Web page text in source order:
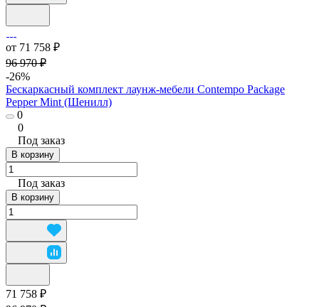
от 71 758 ₽
96 970 ₽
-26%
Бескаркасный комплект лаунж-мебели Contempo Package
Pepper Mint (Шенилл)
0
0
Под заказ
В корзину
Под заказ
В корзину
71 758 ₽